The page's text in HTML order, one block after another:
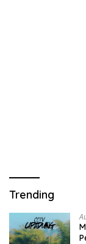
Trending